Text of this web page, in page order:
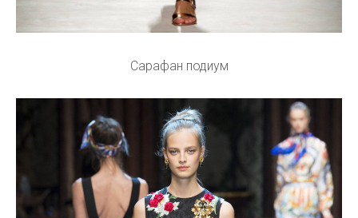
Сарафан подиум